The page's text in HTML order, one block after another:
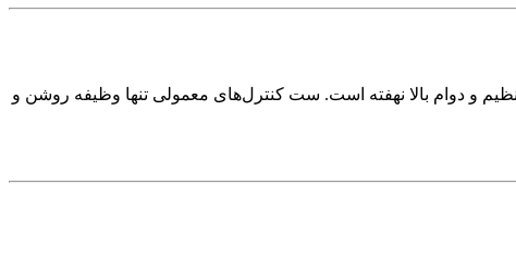
و دوام بالا نهفته است. ست کنترل‌های معمولی تنها وظیفه روشن و